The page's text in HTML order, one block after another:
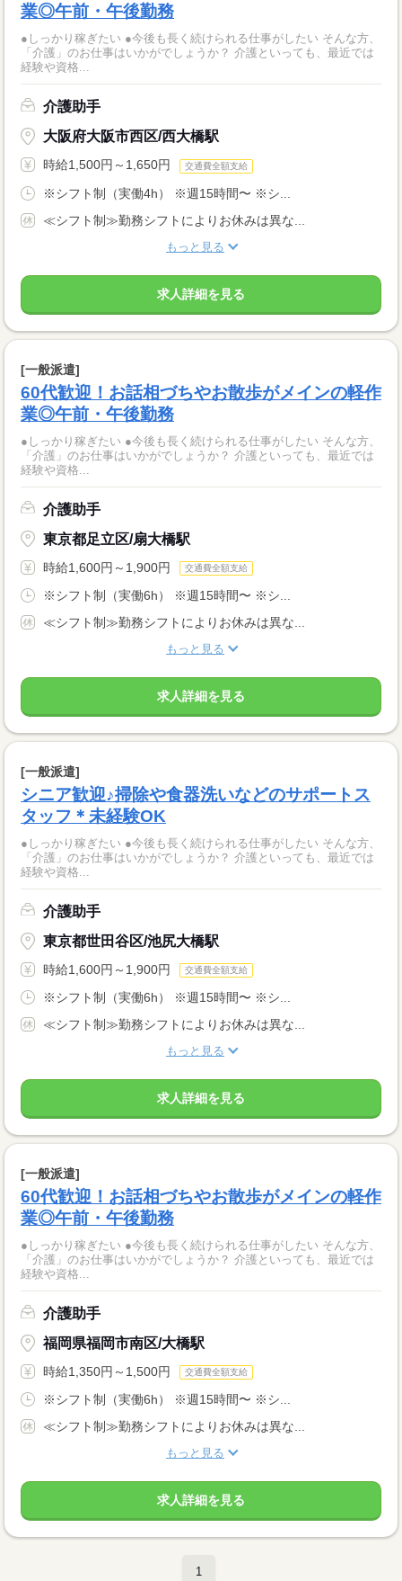
業◎午前・午後勤務
●しっかり稼ぎたい ●今後も長く続けられる仕事がしたい そんな方、
「介護」のお仕事はいかがでしょうか？ 介護といっても、最近では
経験や資格...
介護助手
大阪府大阪市西区/西大橋駅
時給1,500円～1,650円 交通費全額支給
※シフト制（実働4h） ※週15時間〜 ※シ...
≪シフト制≫勤務シフトによりお休みは異な...
もっと見る
求人詳細を見る
[一般派遣]
60代歓迎！お話相づちやお散歩がメインの軽作
業◎午前・午後勤務
●しっかり稼ぎたい ●今後も長く続けられる仕事がしたい そんな方、
「介護」のお仕事はいかがでしょうか？ 介護といっても、最近では
経験や資格...
介護助手
東京都足立区/扇大橋駅
時給1,600円～1,900円 交通費全額支給
※シフト制（実働6h） ※週15時間〜 ※シ...
≪シフト制≫勤務シフトによりお休みは異な...
もっと見る
求人詳細を見る
[一般派遣]
シニア歓迎♪掃除や食器洗いなどのサポートス
タッフ＊未経験OK
●しっかり稼ぎたい ●今後も長く続けられる仕事がしたい そんな方、
「介護」のお仕事はいかがでしょうか？ 介護といっても、最近では
経験や資格...
介護助手
東京都世田谷区/池尻大橋駅
時給1,600円～1,900円 交通費全額支給
※シフト制（実働6h） ※週15時間〜 ※シ...
≪シフト制≫勤務シフトによりお休みは異な...
もっと見る
求人詳細を見る
[一般派遣]
60代歓迎！お話相づちやお散歩がメインの軽作
業◎午前・午後勤務
●しっかり稼ぎたい ●今後も長く続けられる仕事がしたい そんな方、
「介護」のお仕事はいかがでしょうか？ 介護といっても、最近では
経験や資格...
介護助手
福岡県福岡市南区/大橋駅
時給1,350円～1,500円 交通費全額支給
※シフト制（実働6h） ※週15時間〜 ※シ...
≪シフト制≫勤務シフトによりお休みは異な...
もっと見る
求人詳細を見る
1